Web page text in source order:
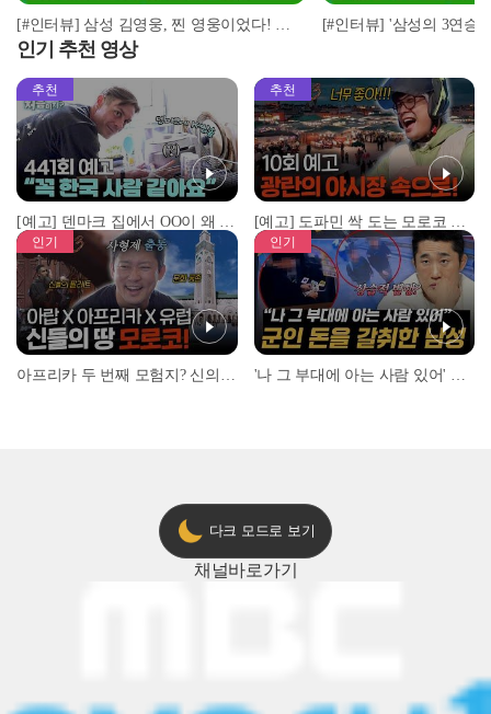
[#인터뷰] 삼성 김영웅, 찐 영웅이었다! 통산 두 번째 만루홈런 폭발 I #베이스볼투나잇 2025.03.25
인기 추천 영상
추천
[예고] 덴마크 집에서 OO이 왜 나와...? 이상할 정도로 한국을 사랑하는 우리 형을 제보합니다!
추천
[예고] 도파민 싹 도는 모로코 야시장 투어!
인기 인기
다크 모드로 보기
채널바로가기